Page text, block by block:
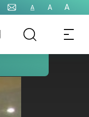
A A A
簽證
證、設戶籍、放棄
國籍、役男問題)
生活資訊